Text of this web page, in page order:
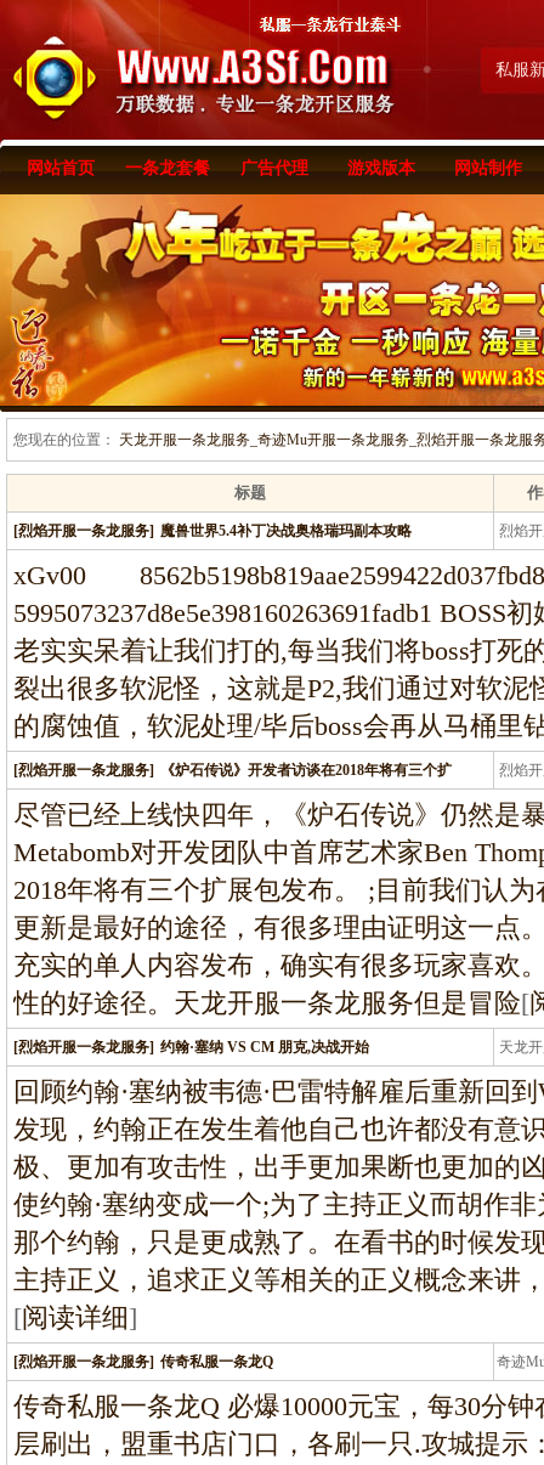
私服
网站首页 一条龙套餐 广告代理 游戏版本 网站制作
您现在的位置： 天龙开服一条龙服务_奇迹Mu开服一条龙服务_烈焰开服一条龙服
标题
[烈焰开服一条龙服务] 魔兽世界5.4补丁决战奥格瑞玛副本攻略 烈焰
龙
xGv00
5995073237d8e5e398160263691fadb1 BOSS
老实实呆着让我们打的,每当我们将boss打死
裂出很多软泥怪，这就是P2,我们通过对软泥
的腐蚀值，软泥处理/毕后boss会再从马桶里
[烈焰开服一条龙服务] 《炉石传说》开发者访谈在2018年将有三个扩 烈焰
龙
尽管已经上线快四年，《炉石传说》仍然是
Metabomb对开发团队中首席艺术家Ben
2018年将有三个扩展包发布。 ;目前我们认
更新是最好的途径，有很多理由证明这一点
充实的单人内容发布，确实有很多玩家喜欢
性的好途径。天龙开服一条龙服务但是冒险[
[烈焰开服一条龙服务] 约翰·塞纳 VS CM 朋克,决战开始 天龙
龙
回顾约翰·塞纳被韦德·巴雷特解雇后重新回
发现，约翰正在发生着他自己也许都没有意
极、更加有攻击性，出手更加果断也更加的
使约翰·塞纳变成一个;为了主持正义而胡作
那个约翰，只是更成熟了。在看书的时候发
主持正义，追求正义等相关的正义概念来讲
[阅读详细]
[烈焰开服一条龙服务] 传奇私服一条龙Q 奇迹
条
传奇私服一条龙Q 必爆10000元宝，每30分
层刷出，盟重书店门口，各刷一只.攻城提示